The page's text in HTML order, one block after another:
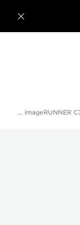

طابعة imageRUNNER C3125i متعددة الوظائف من Canon - المواصفات